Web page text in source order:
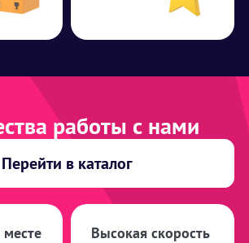
работы с нами
Перейти в каталог
Высокая скорость